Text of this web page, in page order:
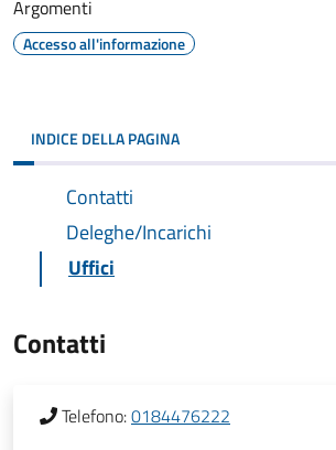
Argomenti
Accesso all'informazione
INDICE DELLA PAGINA
Contatti
Deleghe/Incarichi
Uffici
Contatti
Telefono:0184476222